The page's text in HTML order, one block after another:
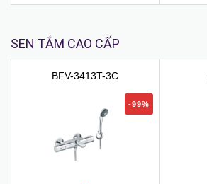
SEN TẮM CAO CẤP
BFV-3413T-3C
-99%